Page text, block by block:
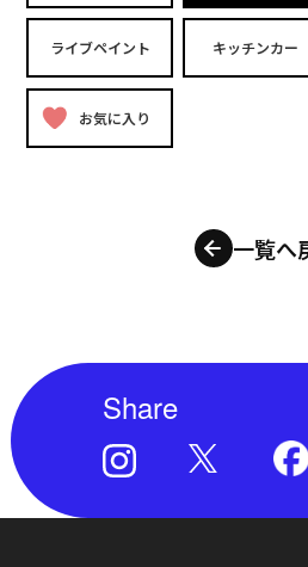
ライブペイント キッチンカー
お気に入り
一覧へ
Share